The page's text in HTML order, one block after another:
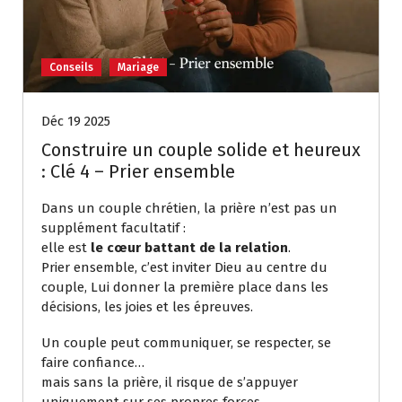
Conseils Mariage
Déc 19 2025
Construire un couple solide et heureux
: Clé 4 – Prier ensemble
Dans un couple chrétien, la prière n’est pas un
supplément facultatif :
elle est le cœur battant de la relation.
Prier ensemble, c’est inviter Dieu au centre du
couple, Lui donner la première place dans les
décisions, les joies et les épreuves.
Un couple peut communiquer, se respecter, se
faire confiance…
mais sans la prière, il risque de s’appuyer